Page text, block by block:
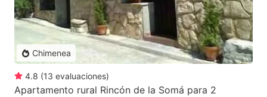
Chimenea
4.8 (13 evaluaciones)
Apartamento rural Rincón de la Somá para 2